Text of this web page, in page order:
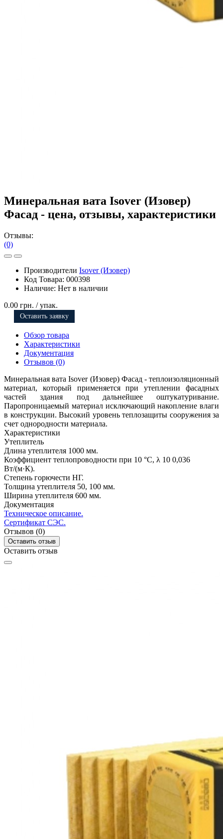
Минеральная вата Isover (Изовер)
Фасад - цена, отзывы, характеристики
Отзывы:
(0)
Производители Isover (Изовер)
Код Товара: 000398
Наличие: Нет в наличии
0.00 грн. / упак.
Оставить заявку
Обзор товара
Характеристики
Документация
Отзывов (0)
Минеральная вата Isover (Изовер) Фасад - теплоизоляционный
материал, который применяется при утеплении фасадных
частей здания под дальнейшее оштукатуривание.
Паропроницаемый материал исключающий накопление влаги
в конструкции. Высокий уровень теплозащиты сооружения за
счет однородности материала.
Характеристики
Утеплитель
Длина утеплителя 1000 мм.
Коэффициент теплопроводности при 10 °C, λ 10 0,036
Вт/(м·К).
Степень горючести НГ.
Толщина утеплителя 50, 100 мм.
Ширина утеплителя 600 мм.
Документация
Техническое описание.
Сертификат СЭС.
Отзывов (0)
Оставить отзыв
Оставить отзыв